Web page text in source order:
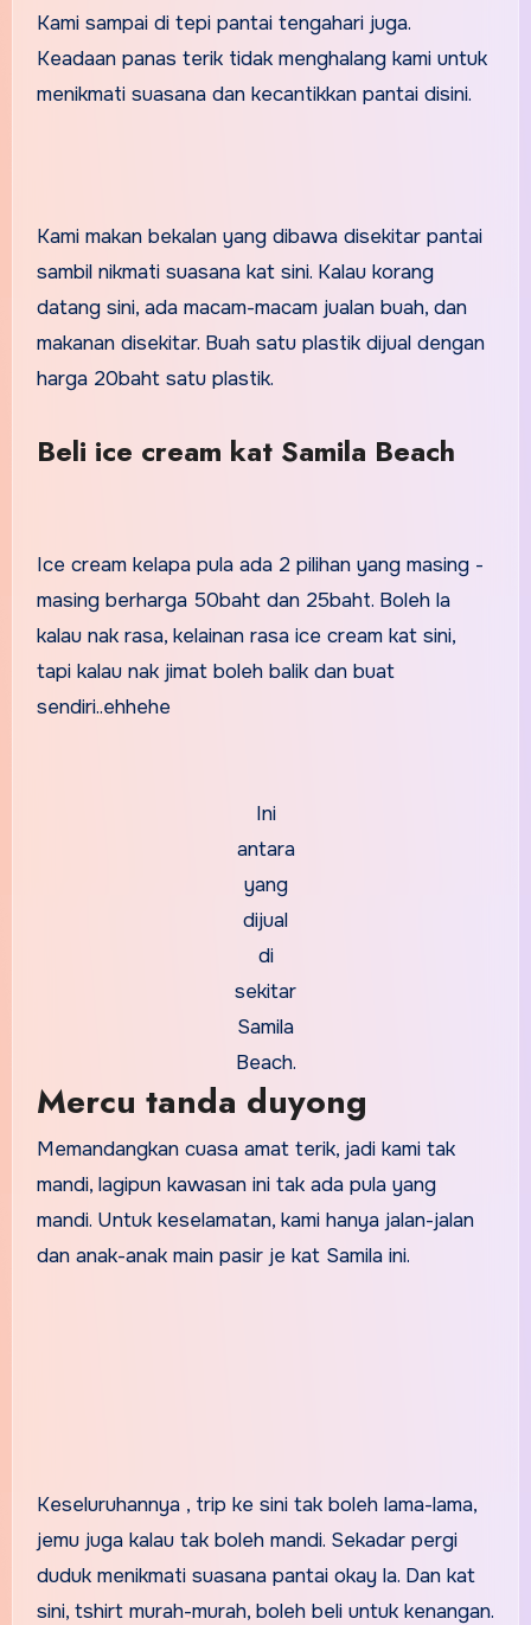
Kami sampai di tepi pantai tengahari juga.
Keadaan panas terik tidak menghalang kami untuk
menikmati suasana dan kecantikkan pantai disini.
Kami makan bekalan yang dibawa disekitar pantai
sambil nikmati suasana kat sini. Kalau korang
datang sini, ada macam-macam jualan buah, dan
makanan disekitar. Buah satu plastik dijual dengan
harga 20baht satu plastik.
Beli ice cream kat Samila Beach
Ice cream kelapa pula ada 2 pilihan yang masing -
masing berharga 50baht dan 25baht. Boleh la
kalau nak rasa, kelainan rasa ice cream kat sini,
tapi kalau nak jimat boleh balik dan buat
sendiri..ehhehe
Ini
antara
yang
dijual
di
sekitar
Samila
Beach.
Mercu tanda duyong
Memandangkan cuasa amat terik, jadi kami tak
mandi, lagipun kawasan ini tak ada pula yang
mandi. Untuk keselamatan, kami hanya jalan-jalan
dan anak-anak main pasir je kat Samila ini.
Keseluruhannya , trip ke sini tak boleh lama-lama,
jemu juga kalau tak boleh mandi. Sekadar pergi
duduk menikmati suasana pantai okay la. Dan kat
sini, tshirt murah-murah, boleh beli untuk kenangan.